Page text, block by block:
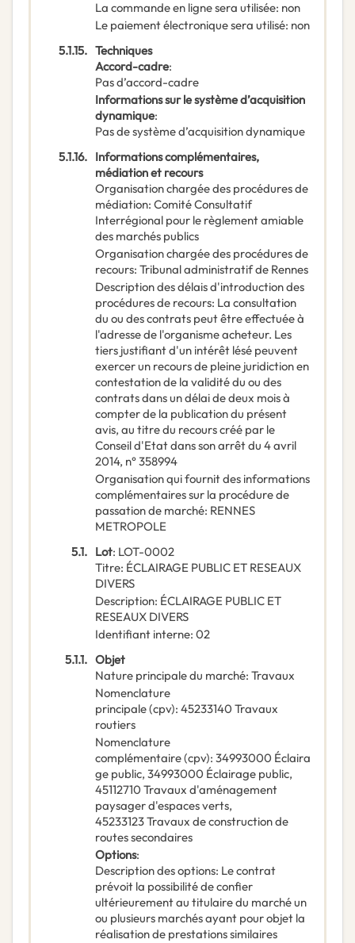
La commande en ligne sera utilisée: non
Le paiement électronique sera utilisé: non
5.1.15. Techniques
Accord-cadre:
Pas d’accord-cadre
Informations sur le système d’acquisition
dynamique:
Pas de système d’acquisition dynamique
5.1.16. Informations complémentaires,
médiation et recours
Organisation chargée des procédures de
médiation: Comité Consultatif
Interrégional pour le règlement amiable
des marchés publics
Organisation chargée des procédures de
recours: Tribunal administratif de Rennes
Description des délais d'introduction des
procédures de recours: La consultation
du ou des contrats peut être effectuée à
l'adresse de l'organisme acheteur. Les
tiers justifiant d'un intérêt lésé peuvent
exercer un recours de pleine juridiction en
contestation de la validité du ou des
contrats dans un délai de deux mois à
compter de la publication du présent
avis, au titre du recours créé par le
Conseil d'Etat dans son arrêt du 4 avril
2014, n° 358994
Organisation qui fournit des informations
complémentaires sur la procédure de
passation de marché: RENNES
METROPOLE
5.1. Lot: LOT-0002
Titre: ÉCLAIRAGE PUBLIC ET RESEAUX
DIVERS
Description: ÉCLAIRAGE PUBLIC ET
RESEAUX DIVERS
Identifiant interne: 02
5.1.1. Objet
Nature principale du marché: Travaux
Nomenclature
principale(cpv): 45233140 Travaux
routiers
Nomenclature
complémentaire(cpv): 34993000 Éclaira
ge public, 34993000 Éclairage public,
45112710 Travaux d'aménagement
paysager d'espaces verts,
45233123Travaux de construction de
routes secondaires
Options:
Description des options: Le contrat
prévoit la possibilité de confier
ultérieurement au titulaire du marché un
ou plusieurs marchés ayant pour objet la
réalisation de prestations similaires